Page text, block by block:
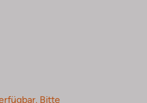
Bitte